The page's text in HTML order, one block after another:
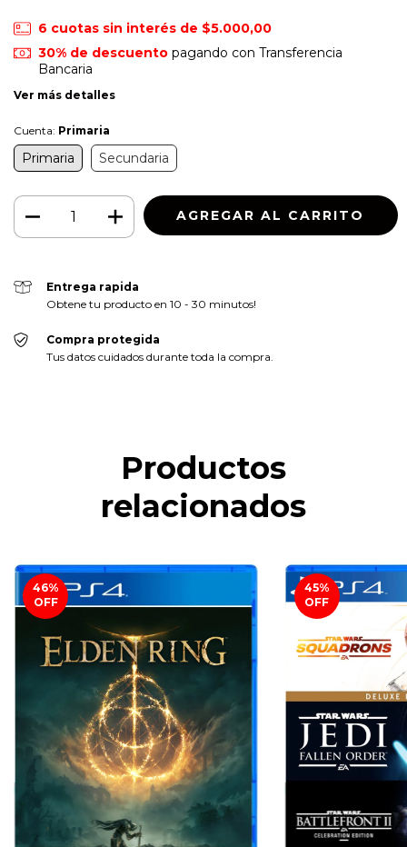
6 cuotas sin interés de $5.000,00
30% de descuentopagando con Transferencia
Bancaria
Ver más detalles
Cuenta: Primaria
Primaria Secundaria
Entrega rapida
Obtene tu producto en 10 - 30 minutos!
Compra protegida
Tus datos cuidados durante toda la compra.
Productos
relacionados
46%
OFF
45%
OFF